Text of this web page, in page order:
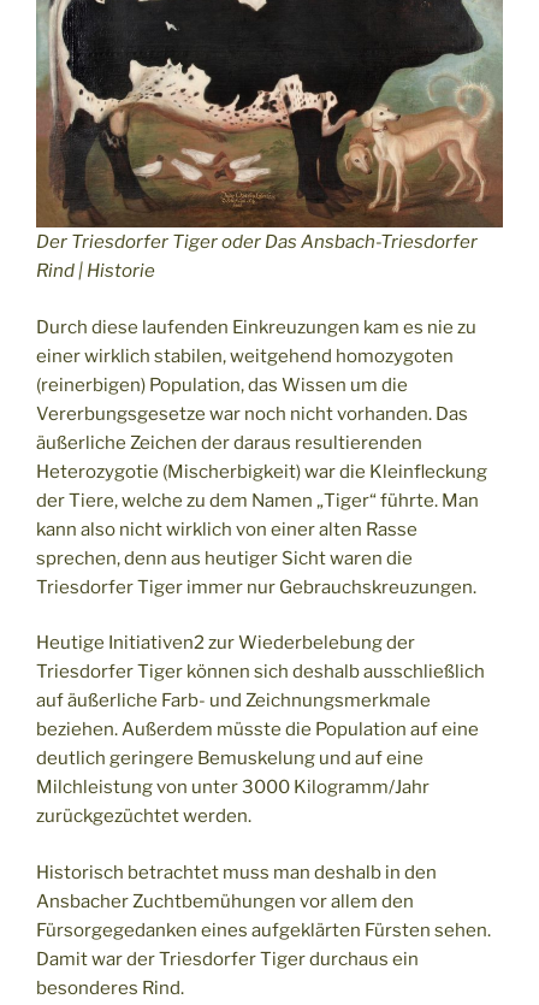
Der Triesdorfer Tiger oder Das Ansbach-Triesdorfer
Rind | Historie
Durch diese laufenden Einkreuzungen kam es nie zu
einer wirklich stabilen, weitgehend homozygoten
(reinerbigen) Population, das Wissen um die
Vererbungsgesetze war noch nicht vorhanden. Das
äußerliche Zeichen der daraus resultierenden
Heterozygotie (Mischerbigkeit) war die Kleinfleckung
der Tiere, welche zu dem Namen „Tiger“ führte. Man
kann also nicht wirklich von einer alten Rasse
sprechen, denn aus heutiger Sicht waren die
Triesdorfer Tiger immer nur Gebrauchskreuzungen.
Heutige Initiativen2 zur Wiederbelebung der
Triesdorfer Tiger können sich deshalb ausschließlich
auf äußerliche Farb- und Zeichnungsmerkmale
beziehen. Außerdem müsste die Population auf eine
deutlich geringere Bemuskelung und auf eine
Milchleistung von unter 3000 Kilogramm/Jahr
zurückgezüchtet werden.
Historisch betrachtet muss man deshalb in den
Ansbacher Zuchtbemühungen vor allem den
Fürsorgegedanken eines aufgeklärten Fürsten sehen.
Damit war der Triesdorfer Tiger durchaus ein
besonderes Rind.